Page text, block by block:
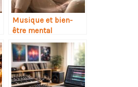
Musique et bien-
être mental